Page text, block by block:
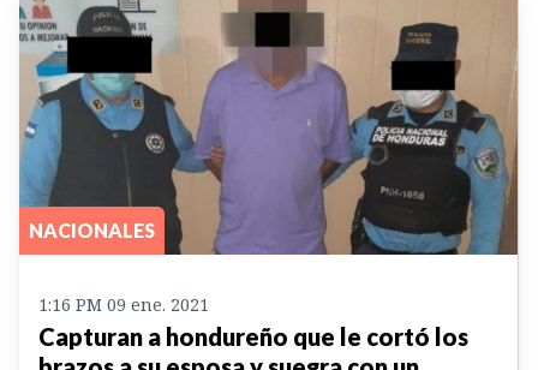
NACIONALES
1:16 PM 09 ene. 2021
Capturan a hondureño que le cortó los